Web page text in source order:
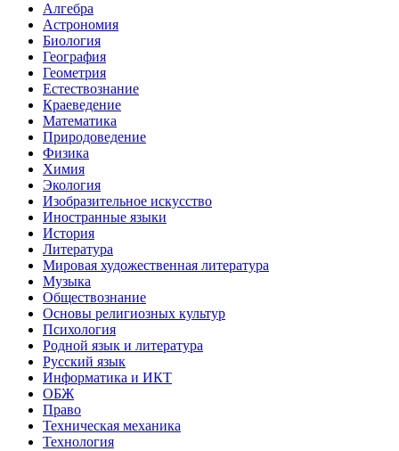
Алгебра
Астрономия
Биология
География
Геометрия
Естествознание
Краеведение
Математика
Природоведение
Физика
Химия
Экология
Изобразительное искусство
Иностранные языки
История
Литература
Мировая художественная литература
Музыка
Обществознание
Основы религиозных культур
Психология
Родной язык и литература
Русский язык
Информатика и ИКТ
ОБЖ
Право
Техническая механика
Технология